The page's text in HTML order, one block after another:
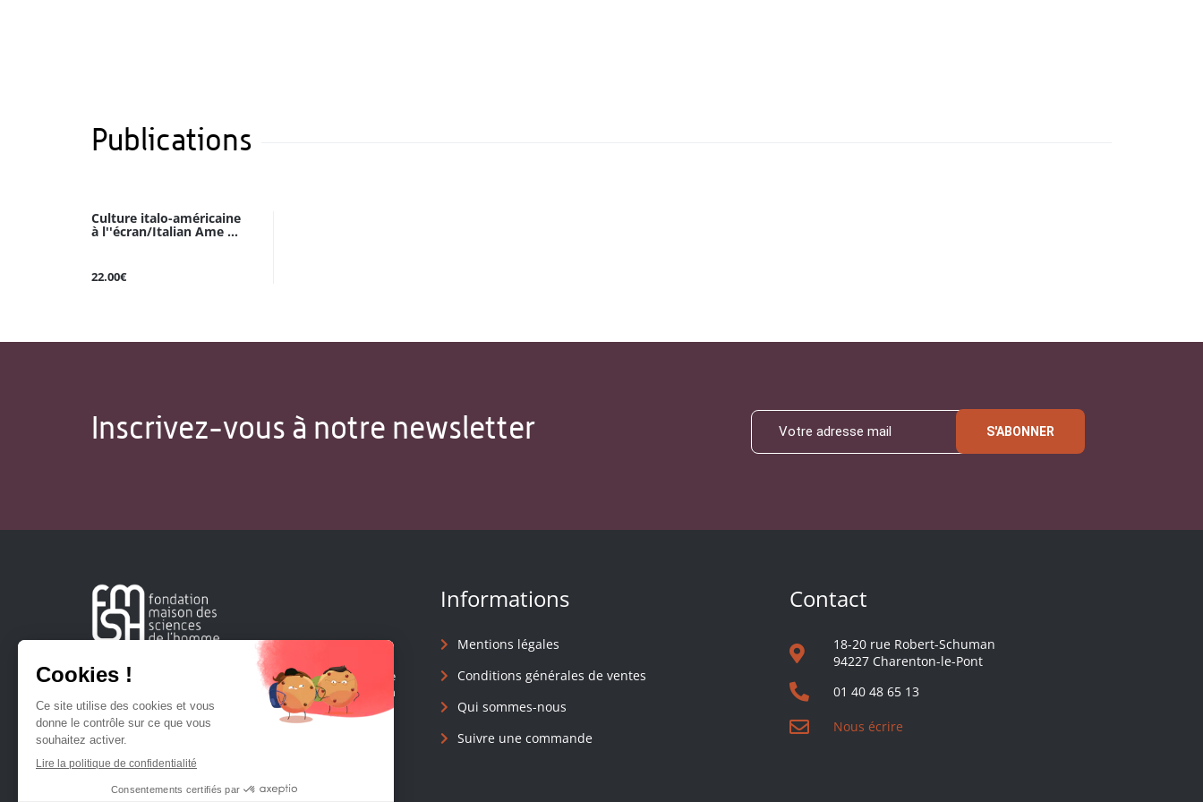
Publications
Culture italo-américaine
à l''écran/Italian Ame ...
22.00€
Inscrivez-vous à notre newsletter S'ABONNER
Créée en 1963, la Fondation Maison Sciences de l'Homme
soutient la recherche et la diffusion des connaissances en
sciences humaines et sociales.
Informations
Mentions légales
Conditions générales de ventes
Qui sommes-nous
Suivre une commande
Contact
18-20 rue Robert-Schuman
94227 Charenton-le-Pont
01 40 48 65 13
Nous écrire